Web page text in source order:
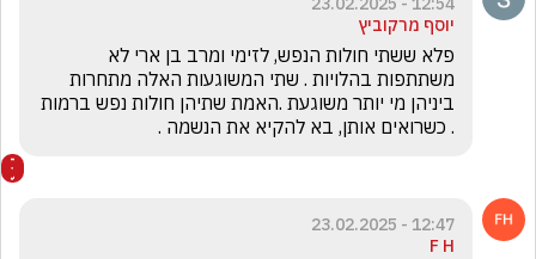
יוסף מרקוביץ
. כשרואים אותן, בא להקיא את הנשמה .
12:47 - 23.02.2025
F H